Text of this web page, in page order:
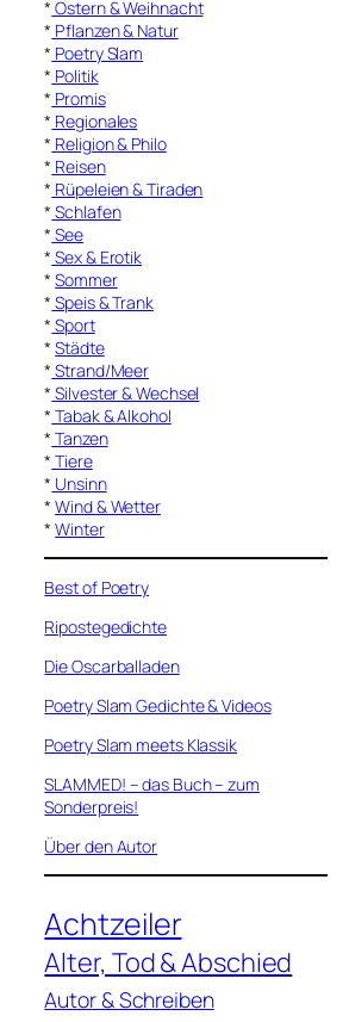
* Ostern & Weihnacht
* Pflanzen & Natur
* Poetry Slam
* Politik
* Promis
* Regionales
* Religion & Philo
* Reisen
* Rüpeleien & Tiraden
* Schlafen
* See
* Sex & Erotik
*Sommer
* Speis & Trank
* Sport
*Städte
* Strand/Meer
* Silvester & Wechsel
* Tabak & Alkohol
* Tanzen
* Tiere
* Unsinn
*Wind & Wetter
*Winter
Best of Poetry
Ripostegedichte
Die Oscarballaden
Poetry Slam Gedichte & Videos
Poetry Slam meets Klassik
SLAMMED! – das Buch – zum
Sonderpreis!
Über den Autor
Achtzeiler
Alter, Tod & Abschied
Autor & Schreiben